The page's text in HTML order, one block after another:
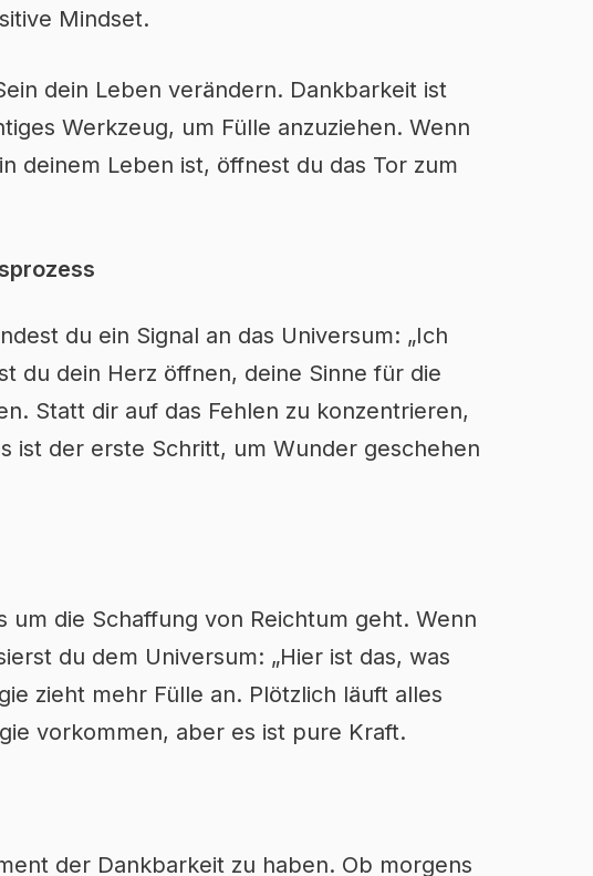
Mindset.
dein Leben verändern. Dankbarkeit ist
Werkzeug, um Fülle anzuziehen. Wenn
deinem Leben ist, öffnest du das Tor zum
du ein Signal an das Universum: „Ich
du dein Herz öffnen, deine Sinne für die
Statt dir auf das Fehlen zu konzentrieren,
ist der erste Schritt, um Wunder geschehen
die Schaffung von Reichtum geht. Wenn
du dem Universum: „Hier ist das, was
zieht mehr Fülle an. Plötzlich läuft alles
vorkommen, aber es ist pure Kraft.
der Dankbarkeit zu haben. Ob morgens